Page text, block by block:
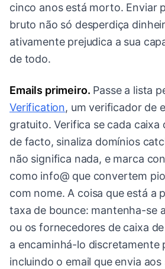
cinco anos está morto. Enviar
bruto não só desperdiça
ativamente prejudica a sua
de todo.
Emails primeiro. Passe a lista
Verification, um verificador de
gratuito. Verifica se cada caixa
de facto, sinaliza domínios
não significa nada, e marca
como info@ que convertem
com nome. A coisa que está a
taxa de bounce: mantenha-se
ou os fornecedores de caixa
a encaminhá-lo discretamente
incluindo o email que envia aos